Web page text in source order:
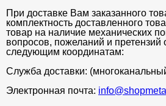
При доставке Вам заказанного
комплектность доставленного
товар на наличие механических
вопросов, пожеланий и
следующим координатам:
Служба доставки:
Электронная почта: